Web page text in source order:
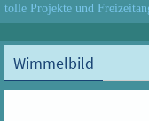
tolle Projekte und
Wimmelbild